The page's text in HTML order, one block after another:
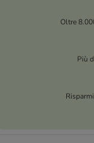
Oltre
Più